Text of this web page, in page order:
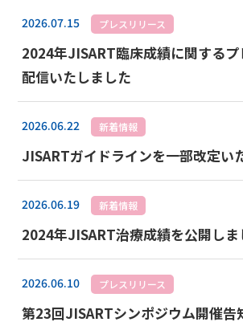
2026.07.15 プレスリリース
2024年JISART臨床成績に関するプ
配信いたしました
2026.06.22 新着情報
JISARTガイドラインを一部改定い
2026.06.19 新着情報
2024年JISART治療成績を公開しま
2026.06.10 プレスリリース
第23回JISARTシンポジウム開催告